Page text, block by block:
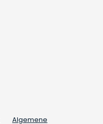
Algemene